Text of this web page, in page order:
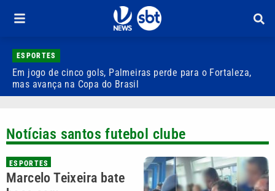
ESPORTES
Em jogo de cinco gols, Palmeiras perde para o Fortaleza,
mas avança na Copa do Brasil
Notícias santos futebol clube
ESPORTES
Marcelo Teixeira bate